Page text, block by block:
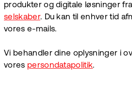
produkter og digitale løsninger fra
selskaber. Du kan til enhver tid
vores e-mails.
Vi behandler dine oplysninger i
vores persondatapolitik.